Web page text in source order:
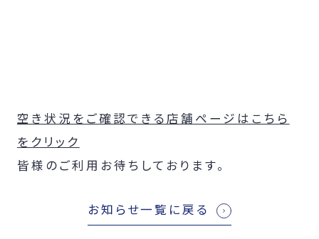
空き状況をご確認できる店舗ページはこちら
をクリック
皆様のご利用お待ちしております。
お知らせ一覧に戻る